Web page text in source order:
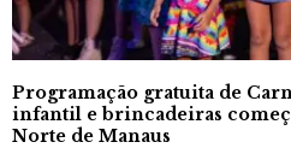
Programação gratuita de
infantil e brincadeiras
Norte de Manaus